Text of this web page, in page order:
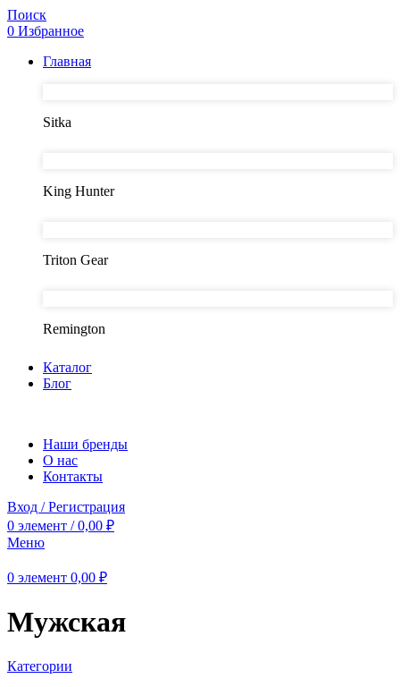
Поиск
0 Избранное
Главная
Sitka
King Hunter
Triton Gear
Remington
Каталог
Блог
Наши бренды
О нас
Контакты
Вход / Регистрация
0 элемент / 0,00 ₽
Меню
0 элемент 0,00 ₽
Мужская
Категории